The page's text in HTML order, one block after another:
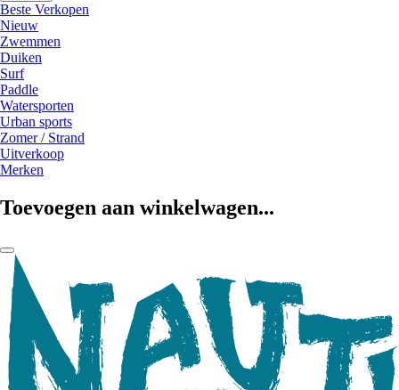
Beste Verkopen
Nieuw
Zwemmen
Duiken
Surf
Paddle
Watersporten
Urban sports
Zomer / Strand
Uitverkoop
Merken
Toevoegen aan winkelwagen...